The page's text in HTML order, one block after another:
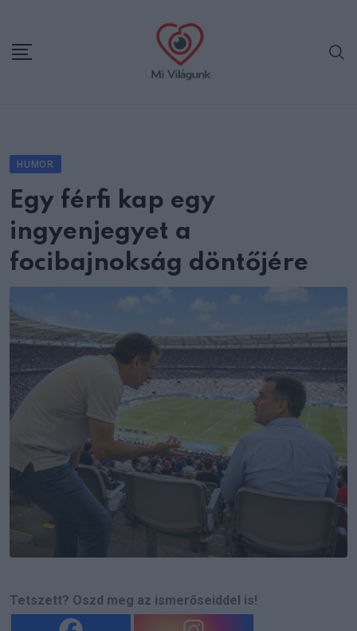
content
HUMOR
Egy férfi kap egy
ingyenjegyet a
focibajnokság döntőjére
Tetszett? Oszd meg az ismerőseiddel is!